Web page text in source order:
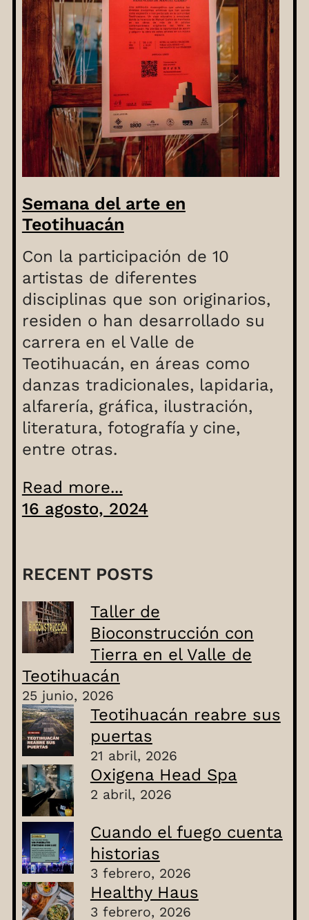
Semana del arte en
Teotihuacán
Con la participación de 10
artistas de diferentes
disciplinas que son originarios,
residen o han desarrollado su
carrera en el Valle de
Teotihuacán, en áreas como
danzas tradicionales, lapidaria,
alfarería, gráfica, ilustración,
literatura, fotografía y cine,
entre otras.
Read more...
16 agosto, 2024
RECENT POSTS
Taller de
Bioconstrucción con
Tierra en el Valle de
Teotihuacán
25 junio, 2026
Teotihuacán reabre sus
puertas
21 abril, 2026
Oxigena Head Spa
2 abril, 2026
Cuando el fuego cuenta
historias
3 febrero, 2026
Healthy Haus
3 febrero, 2026